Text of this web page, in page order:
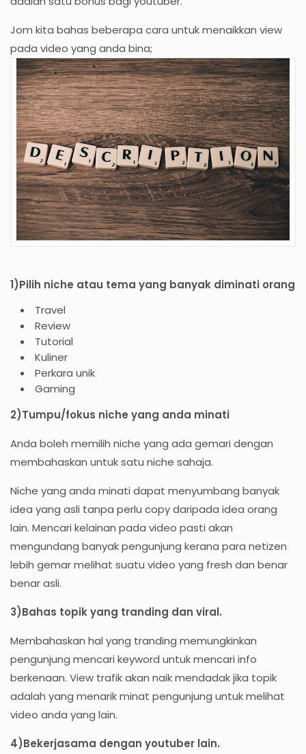
Jom kita bahas beberapa cara untuk menaikkan view
pada video yang anda bina;
1)Pilih niche atau tema yang banyak diminati orang
Travel
Review
Tutorial
Kuliner
Perkara unik
Gaming
2)Tumpu/fokus niche yang anda minati
Anda boleh memilih niche yang ada gemari dengan
membahaskan untuk satu niche sahaja.
Niche yang anda minati dapat menyumbang banyak
idea yang asli tanpa perlu copy daripada idea orang
lain. Mencari kelainan pada video pasti akan
mengundang banyak pengunjung kerana para netizen
lebih gemar melihat suatu video yang fresh dan benar
benar asli.
3)Bahas topik yang tranding dan viral.
Membahaskan hal yang tranding memungkinkan
pengunjung mencari keyword untuk mencari info
berkenaan. View trafik akan naik mendadak jika topik
adalah yang menarik minat pengunjung untuk melihat
video anda yang lain.
4)Bekerjasama dengan youtuber lain.